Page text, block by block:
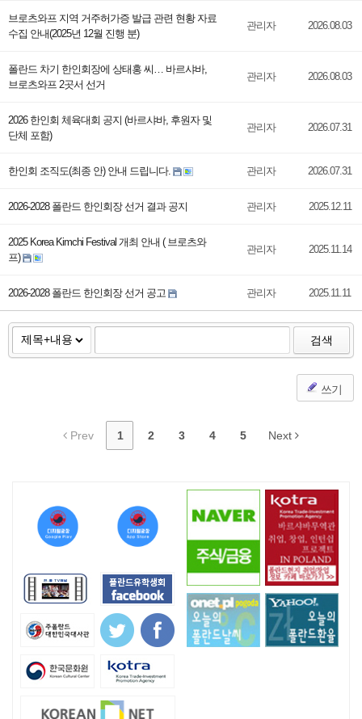
브로츠와프 지역 거주허가증 발급 관련 현황 자료
수집 안내(2025년 12월 진행 분)
관리자 2026.08.03
폴란드 차기 한인회장에 상태홍 씨… 바르샤바,
브로츠와프 2곳서 선거
관리자 2026.08.03
2026 한인회 체육대회 공지 (바르샤바, 후원자 및
단체 포함)
관리자 2026.07.31
한인회 조직도(최종 안) 안내 드립니다. 관리자 2026.07.31
2026-2028 폴란드 한인회장 선거 결과 공지 관리자 2025.12.11
2025 Korea Kimchi Festival 개최 안내 ( 브로츠와
프)
관리자 2025.11.14
2026-2028 폴란드 한인회장 선거 공고 관리자 2025.11.11
검색
쓰기
Prev 1 2 3 4 5 Next